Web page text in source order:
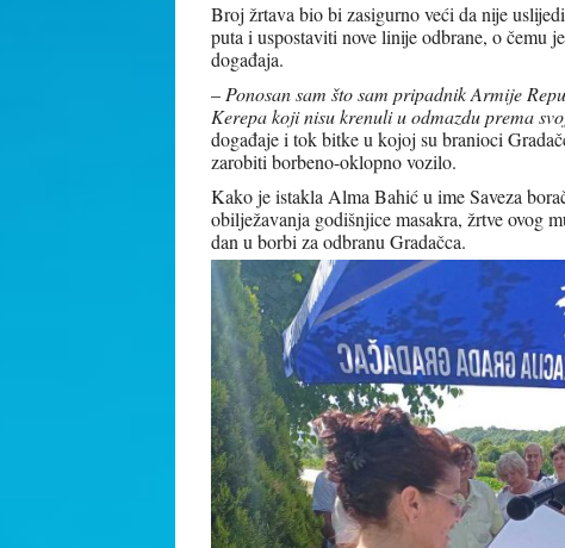
Broj žrtava bio bi zasigurno veći da nije
puta i uspostaviti nove linije odbrane, o čemu
događaja.
– Ponosan sam što sam pripadnik Armije
Kerepa koji nisu krenuli u odmazdu prema
događaje i tok bitke u kojoj su branioci
zarobiti borbeno-oklopno vozilo.
Kako je istakla Alma Bahić u ime Saveza
obilježavanja godišnjice masakra, žrtve ovog
dan u borbi za odbranu Gradačca.